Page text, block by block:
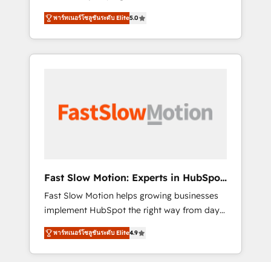
Hub, synchronisation ERP ↔ HubSpot temps
réel, formation équipes. 🏆 +350 projets
livrés. Accrédités HubSpot CRM
Implementation, Data Migration & Custom
the full potential of HubSpot. Too many
businesses invest in HubSpot but never see
the ROI they expected due to poor adoption,
messy data, and disconnected teams getting
so it actually drives revenue, not just reports
reporting - Workflow automation and data
clean-up - Sales enablement and team
training - Ongoing optimisation and RevOps
support Based in Leeds and London, we
partner with SMEs across the UK who are
ready to turn HubSpot into the growth
พาร์ทเนอร์โซลูชันระดับ Elite5.0
Fast Slow Motion: Experts in HubSpot
& Salesforce
Fast Slow Motion helps growing businesses
implement HubSpot the right way from day
one — with the flexibility to scale as
complexity increases. Highly certified in both
HubSpot and Salesforce, we bring deep
พาร์ทเนอร์โซลูชันระดับ Elite4.9